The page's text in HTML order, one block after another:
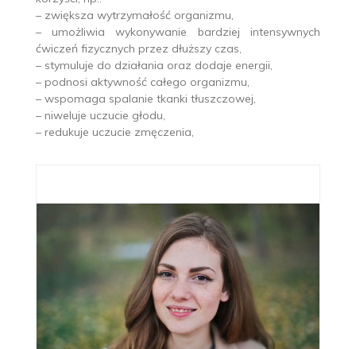
– zwiększa wytrzymałość organizmu,
– umożliwia wykonywanie bardziej intensywnych
ćwiczeń fizycznych przez dłuższy czas,
– stymuluje do działania oraz dodaje energii,
– podnosi aktywność całego organizmu,
– wspomaga spalanie tkanki tłuszczowej,
– niweluje uczucie głodu,
– redukuje uczucie zmęczenia,